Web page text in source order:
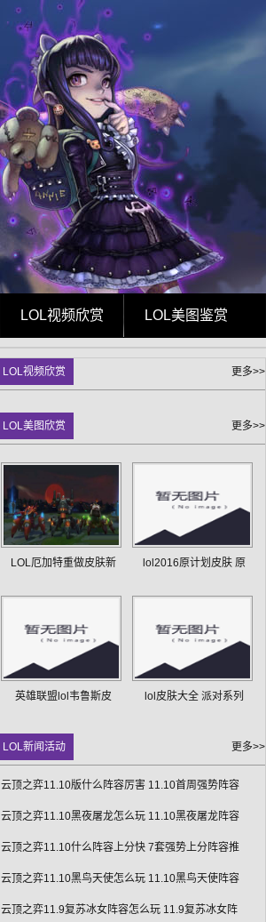
LOL视频欣赏 LOL美图鉴赏
LOL视频欣赏 更多>>
LOL美图欣赏 更多>>
LOL厄加特重做皮肤新 lol2016原计划皮肤 原
英雄联盟lol韦鲁斯皮 lol皮肤大全 派对系列
LOL新闻活动 更多>>
云顶之弈11.10版什么阵容厉害 11.10首周强势阵容
云顶之弈11.10黑夜屠龙怎么玩 11.10黑夜屠龙阵容
云顶之弈11.10什么阵容上分快 7套强势上分阵容推
云顶之弈11.10黑鸟天使怎么玩 11.10黑鸟天使阵容
云顶之弈11.9复苏冰女阵容怎么玩 11.9复苏冰女阵